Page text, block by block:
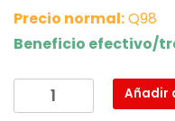
Precio normal:Q98
Beneficio efectivo/
Cartas
Clow
Añadir